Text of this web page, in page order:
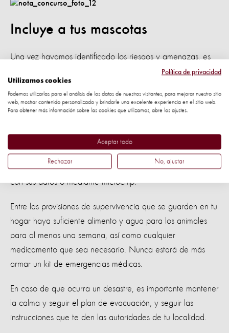
Incluye a tus mascotas
Una vez hayamos identificado los riesgos y amenazas, es
necesario hacer un plan para mitigar sus posibles
consecuencias. Parte de ello es entrenar a los animales
para evacuar en caso de ser necesario, y tener
transportadores listos para aquellos animales que no
También debes tener a mano la información médica de tus
animales, y tenerlos bien identificados, mediante un collar
con sus datos o mediante microchip.
Entre las provisiones de supervivencia que se guarden en tu
hogar haya suficiente alimento y agua para los animales
para al menos una semana, así como cualquier
medicamento que sea necesario. Nunca estará de más
armar un kit de emergencias médicas.
En caso de que ocurra un desastre, es importante mantener
la calma y seguir el plan de evacuación, y seguir las
instrucciones que te den las autoridades de tu localidad.
Política de privacidad
Utilizamos cookies
Podemos utilizarlas para el análisis de los datos de nuestros visitantes, para mejorar nuestro sitio
web, mostrar contenido personalizado y brindarle una excelente experiencia en el sitio web.
Para obtener más información sobre las cookies que utilizamos, abre los ajustes.
Aceptar todo
Rechazar No, ajustar